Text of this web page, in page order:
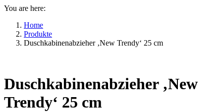
You are here:
Home
Produkte
Duschkabinenabzieher ‚New Trendy‘ 25 cm
Duschkabinenabzieher ‚New
Trendy‘ 25 cm